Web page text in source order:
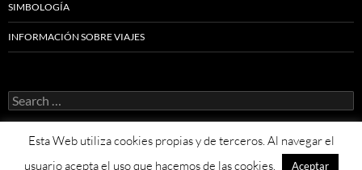
SIMBOLOGÍA
INFORMACIÓN SOBRE VIAJES
Search
for:
Esta Web utiliza cookies propias y de terceros. Al navegar el
usuario acepta el uso que hacemos de las cookies.
Aceptar